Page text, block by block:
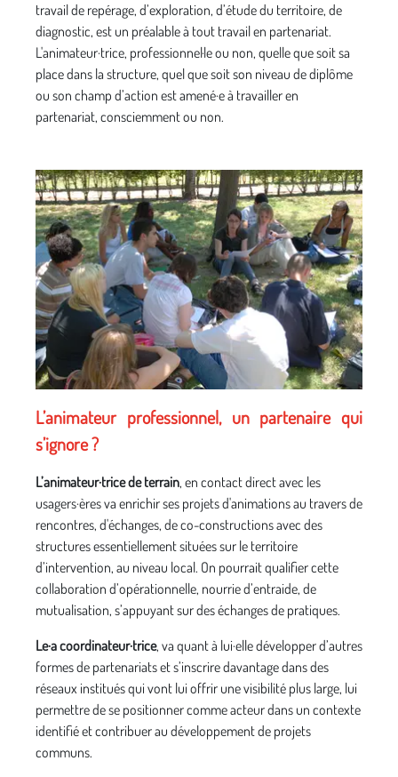
travail de repérage, d’exploration, d’étude du territoire, de
diagnostic, est un préalable à tout travail en partenariat.
L'animateur·trice, professionnel·le ou non, quelle que soit sa
place dans la structure, quel que soit son niveau de diplôme
ou son champ d’action est amené·e à travailler en
partenariat, consciemment ou non.
L’animateur professionnel, un partenaire qui
s’ignore ?
L’animateur·trice de terrain, en contact direct avec les
usagers·ères va enrichir ses projets d'animations au travers de
rencontres, d'échanges, de co-constructions avec des
structures essentiellement situées sur le territoire
d’intervention, au niveau local. On pourrait qualifier cette
collaboration d’opérationnelle, nourrie d’entraide, de
mutualisation, s’appuyant sur des échanges de pratiques.
Le·a coordinateur·trice, va quant à lui·elle développer d’autres
formes de partenariats et s’inscrire davantage dans des
réseaux institués qui vont lui offrir une visibilité plus large, lui
permettre de se positionner comme acteur dans un contexte
identifié et contribuer au développement de projets
communs.